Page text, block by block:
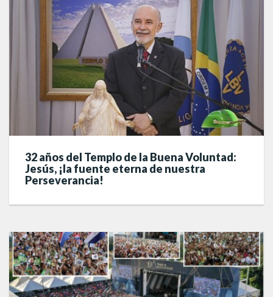
32 años del Templo de la Buena Voluntad:
Jesús, ¡la fuente eterna de nuestra
Perseverancia!